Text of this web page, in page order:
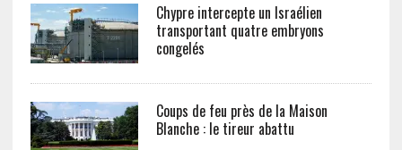
Chypre intercepte un Israélien
transportant quatre embryons
congelés
Coups de feu près de la Maison
Blanche : le tireur abattu